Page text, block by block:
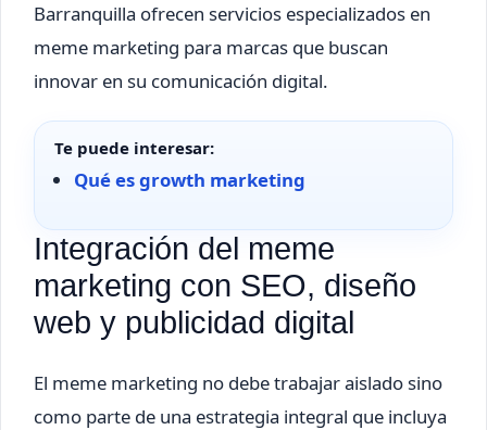
Barranquilla ofrecen servicios especializados en
meme marketing para marcas que buscan
innovar en su comunicación digital.
Te puede interesar:
Qué es growth marketing
Integración del meme
marketing con SEO, diseño
web y publicidad digital
El meme marketing no debe trabajar aislado sino
como parte de una estrategia integral que incluya